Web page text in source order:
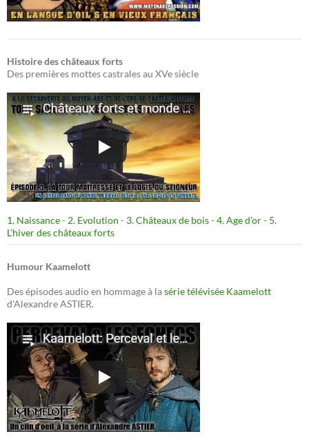
Histoire des châteaux forts
Des premières mottes castrales au XVe siècle
1. Naissance- 2. Evolution - 3. Châteaux de bois- 4. Age d’or- 5.
L’hiver des châteaux forts
Humour Kaamelott
Des épisodes audio en hommage à lasérie télévisée Kaamelott
d'Alexandre ASTIER.